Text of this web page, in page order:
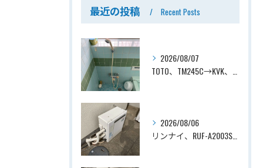
最近の投稿 Recent Posts
2026/08/07
2026/08/06